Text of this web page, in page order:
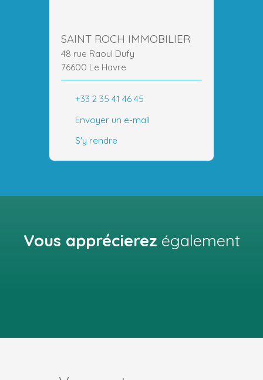
SAINT ROCH IMMOBILIER
48 rue Raoul Dufy
76600 Le Havre
+33 2 35 41 46 45
Envoyer un e-mail
S'y rendre
Vous apprécierez également